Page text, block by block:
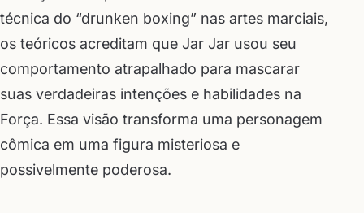
técnica do “drunken boxing” nas artes marciais,
os teóricos acreditam que Jar Jar usou seu
comportamento atrapalhado para mascarar
suas verdadeiras intenções e habilidades na
Força. Essa visão transforma uma personagem
cômica em uma figura misteriosa e
possivelmente poderosa.